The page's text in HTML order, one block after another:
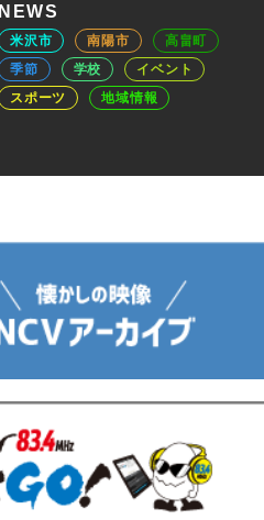
NEWS
米沢市 南陽市
高畠町
季節
学校
イベント
スポーツ
地域情報